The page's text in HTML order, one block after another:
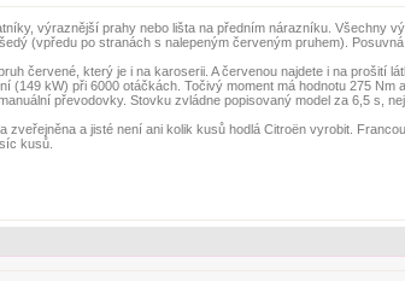
výraznější prahy nebo lišta na předním nárazníku. Všechny
(vpředu po stranách s nalepeným červeným pruhem).
červené, který je i na karoserii. A červenou najdete i na prošití
kW) při 6000 otáčkách. Točivý moment má hodnotu 275 Nm
převodovky. Stovku zvládne popisovaný model za 6,5 s,
zveřejněna a jisté není ani kolik kusů hodlá Citroën vyrobit.
kusů.